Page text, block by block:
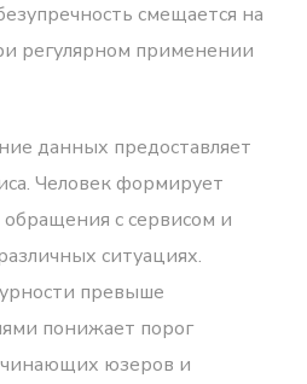
смещается на
регулярном применении
данных предоставляет
Человек формирует
с сервисом и
ситуациях.
превыше
понижает порог
юзеров и